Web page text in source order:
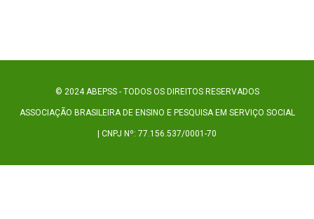
© 2024 ABEPSS - TODOS OS DIREITOS RESERVADOS
ASSOCIAÇÃO BRASILEIRA DE ENSINO E PESQUISA EM SERVIÇO SOCIAL
| CNPJ Nº: 77.156.537/0001-70